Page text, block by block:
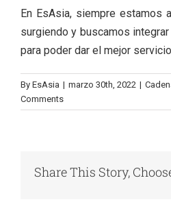
En EsAsia, siempre estamos
surgiendo y buscamos
para poder dar el mejor
By EsAsia | marzo 30th, 2022 |
Comments
Share This Story,